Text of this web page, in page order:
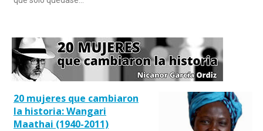
20 mujeres que cambiaron
la historia: Wangari
Maathai (1940-2011)